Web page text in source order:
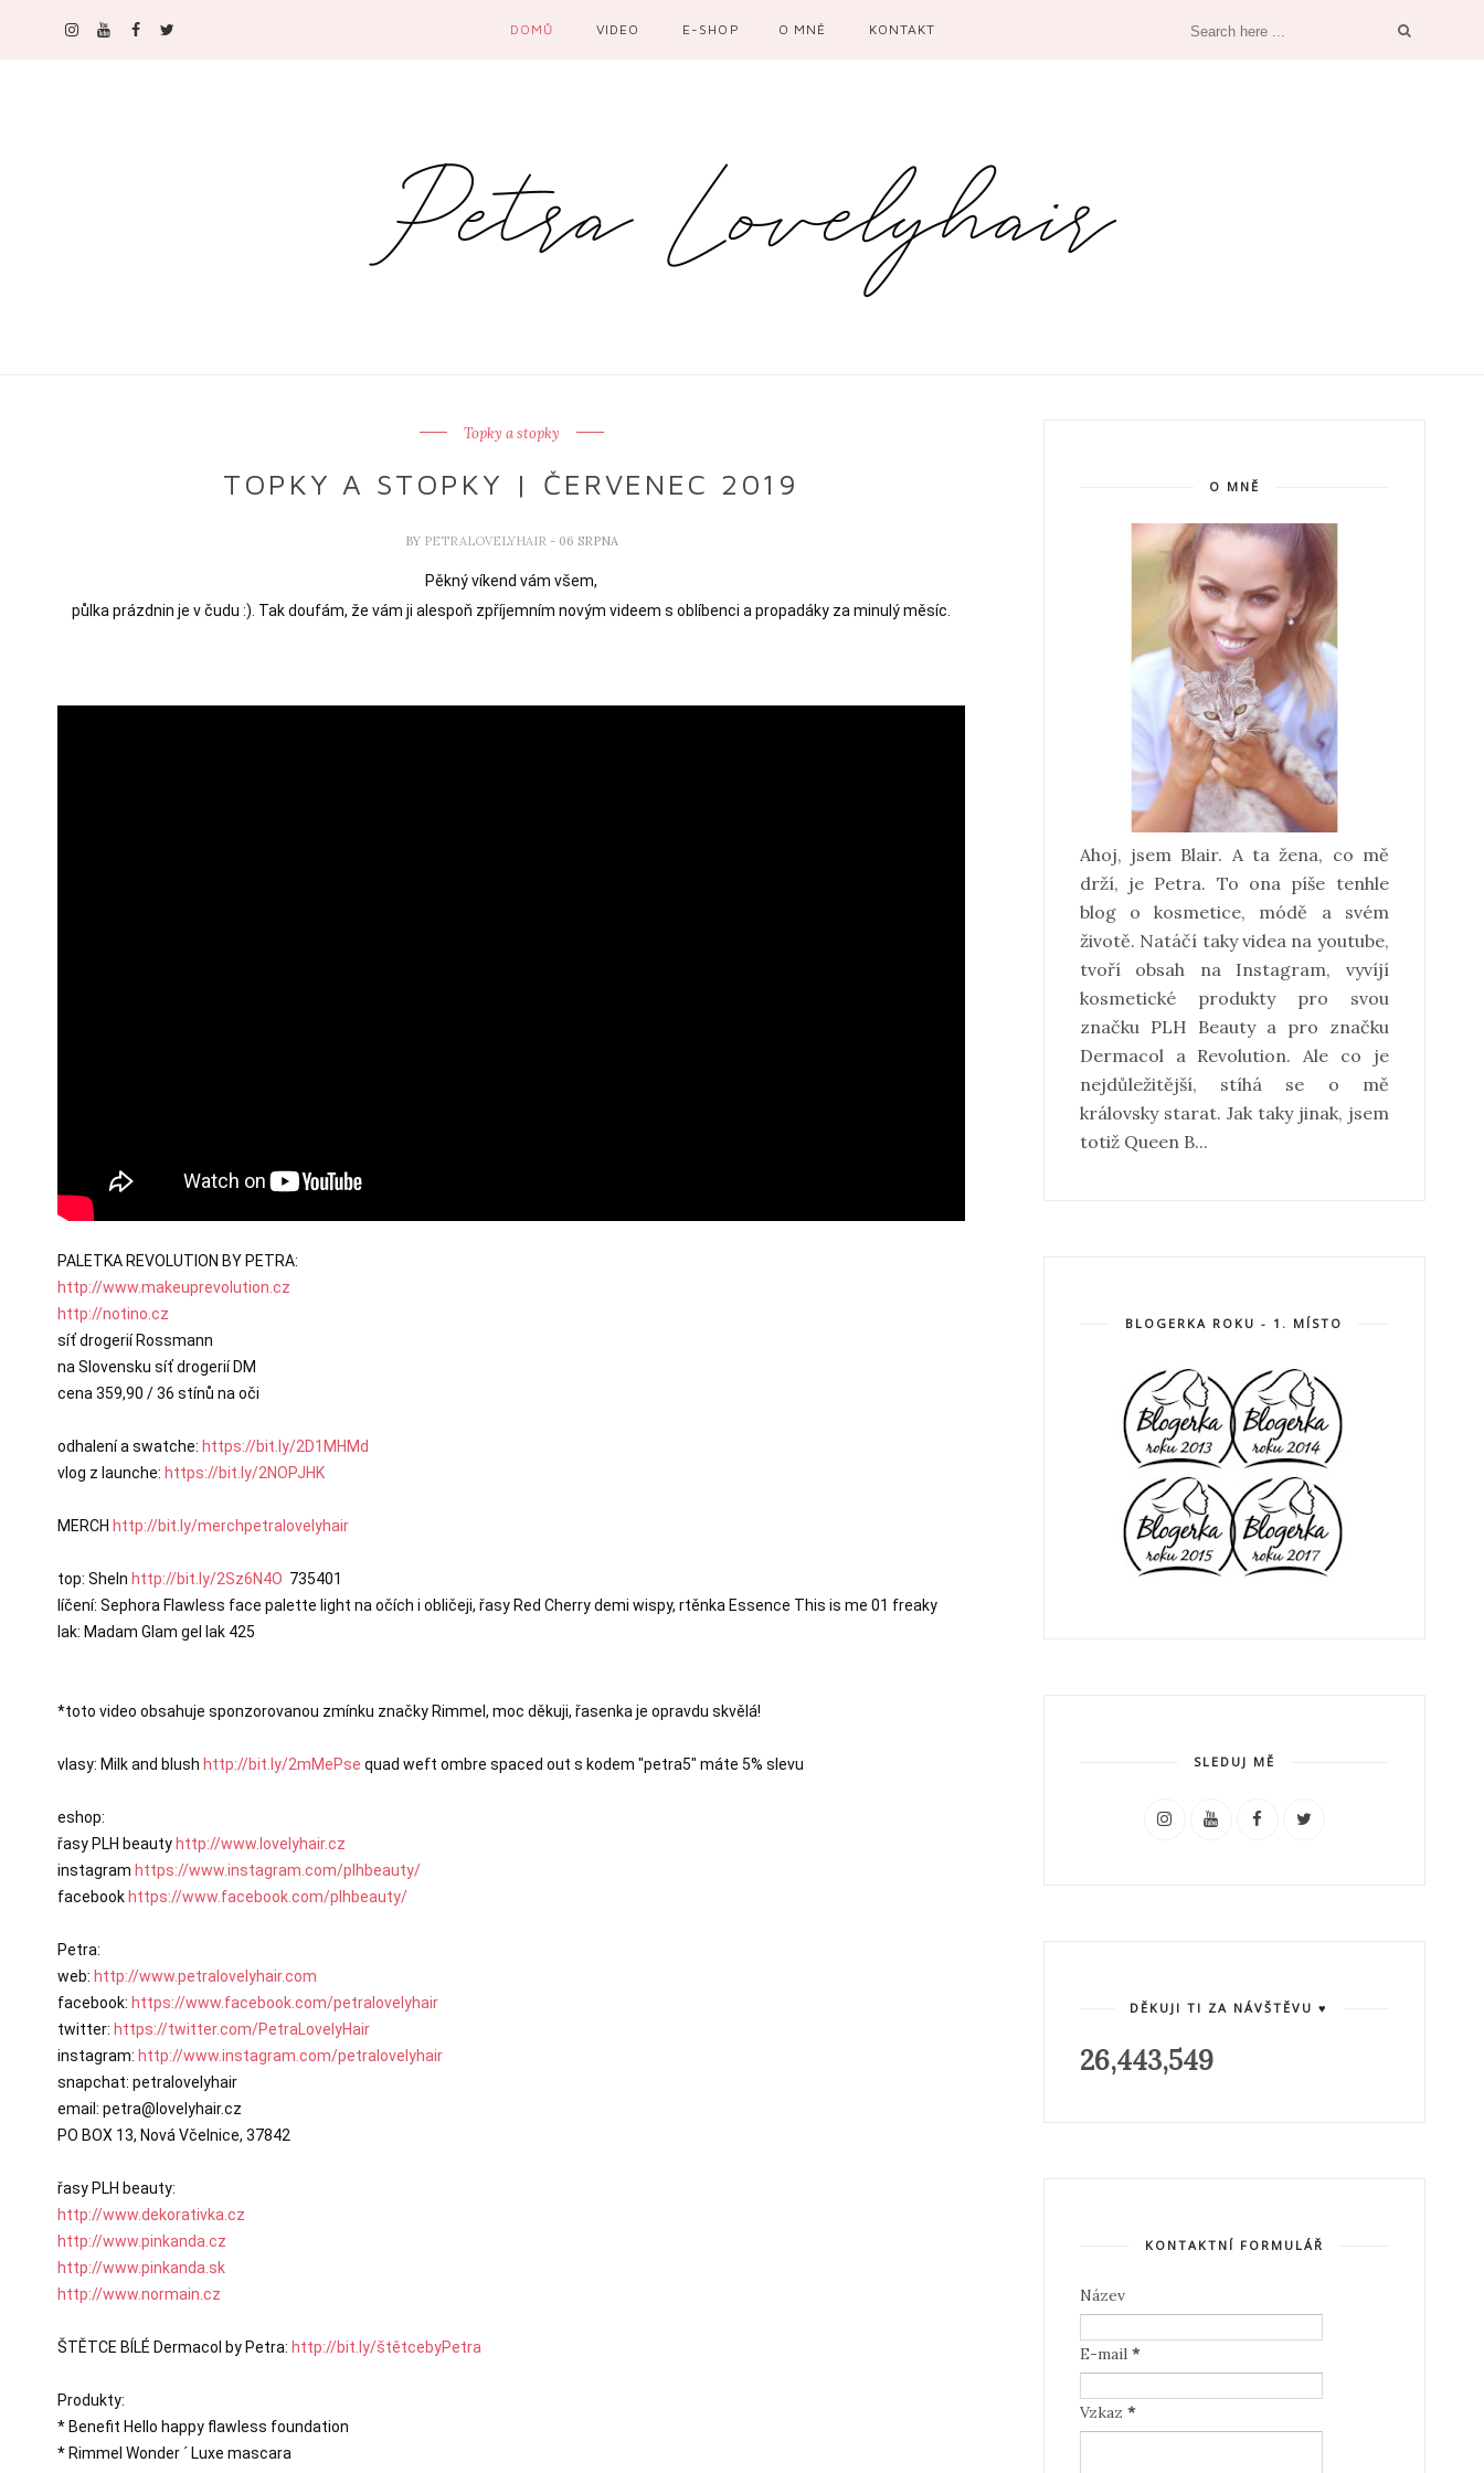
DOMŮ VIDEO E-SHOP O MNĚ KONTAKT
Topky a stopky
TOPKY A STOPKY | ČERVENEC 2019
BY PETRALOVELYHAIR - 06 SRPNA
Pěkný víkend vám všem,
půlka prázdnin je v čudu :). Tak doufám, že vám ji alespoň zpříjemním novým videem s oblíbenci a propadáky za minulý měsíc.
http://www.makeuprevolution.cz
http://notino.cz
síť drogerií Rossmann
na Slovensku síť drogerií DM
cena 359,90 / 36 stínů na oči
odhalení a swatche: https://bit.ly/2D1MHMd
vlog z launche: https://bit.ly/2NOPJHK
MERCH http://bit.ly/merchpetralovelyhair
top: SheIn http://bit.ly/2Sz6N4O
  735401
líčení: Sephora Flawless face palette light na očích i obličeji, řasy Red Cherry demi wispy, rtěnka Essence This is me 01 freaky
lak: Madam Glam gel lak 425
*toto video obsahuje sponzorovanou zmínku značky Rimmel, moc děkuji, řasenka je opravdu skvělá!
vlasy: Milk and blush http://bit.ly/2mMePse quad weft ombre spaced out s kodem "petra5" máte 5% slevu
eshop:
řasy PLH beauty http://www.lovelyhair.cz
instagram https://www.instagram.com/plhbeauty/
facebook https://www.facebook.com/plhbeauty/
Petra:
web: http://www.petralovelyhair.com
facebook: https://www.facebook.com/petralovelyhair
twitter: https://twitter.com/PetraLovelyHair
instagram: http://www.instagram.com/petralovelyhair
snapchat: petralovelyhair
email: petra@lovelyhair.cz
PO BOX 13, Nová Včelnice, 37842
http://www.dekorativka.cz
http://www.pinkanda.cz
http://www.pinkanda.sk
http://www.normain.cz
ŠTĚTCE BÍLÉ Dermacol by Petra: http://bit.ly/štětcebyPetra
Produkty:
* Benefit Hello happy flawless foundation
* Rimmel Wonder ´ Luxe mascara
O MNĚ
Ahoj, jsem Blair. A ta žena, co mě
drží, je Petra. To ona píše tenhle
blog o kosmetice, módě a svém
životě. Natáčí taky videa na youtube,
tvoří obsah na Instagram, vyvíjí
kosmetické produkty pro svou
značku PLH Beauty a pro značku
Dermacol a Revolution. Ale co je
nejdůležitější, stíhá se o mě
královsky starat. Jak taky jinak, jsem
totiž Queen B...
BLOGERKA ROKU - 1. MÍSTO
SLEDUJ MĚ
DĚKUJI TI ZA NÁVŠTĚVU ♥
26,443,549
KONTAKTNÍ FORMULÁŘ
Název
E-mail *
Vzkaz *